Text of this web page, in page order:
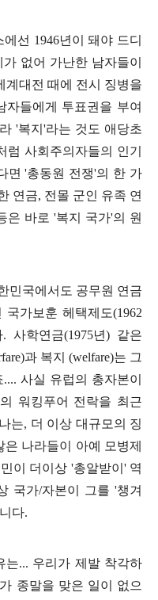
에선 1946년이 돼야 드디
없어 가난한 남자들이
계대전 때에 전시 징병을
자들에게 투표권을 부여
'복지 '라는 것도 애당초
럼 사회주의자들의 인기
면'총동원 전쟁'의 한 가
연금, 전몰 군인 유족 연
은 바로 '복지 국가'의 원
민국에서도 공무원 연금
국가보훈 헤택제도(1962
. 사학연금(1975년) 같은
과 복지 (welfare)는 그
.... 사실 유럽의 총자본이
워킹푸어 전락을 최근
는, 더 이상 대규모의 징
은 나라들이 아예 모병제
이 더이상 '총알받이 ' 역
국가/자본이 그를 '챙겨
다.
는... 우리가 제발 착각하
종말을 맞은 일이 없으